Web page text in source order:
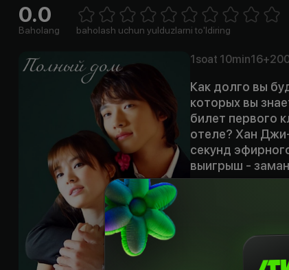
0.0
Baholang 1 Star2 Stars3 Stars4 Stars5 Stars6 Stars7 Stars8 Stars
baholash uchun yulduzlarni to'ldiring
1soat 10min16+
Как долго вы
которых вы
билет первого
отеле? Хан
секунд
выигрыш -
первое в жизни
приключения
виде соседа
актером, и
слыхом ни